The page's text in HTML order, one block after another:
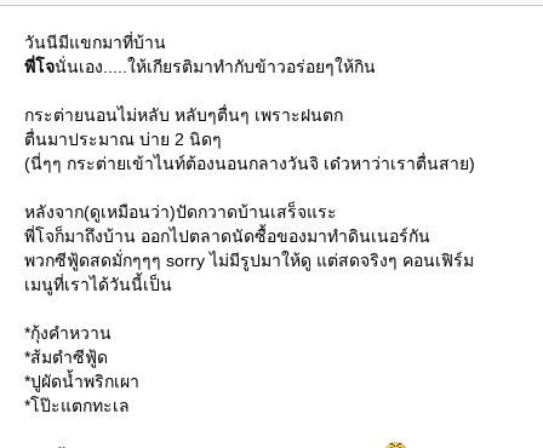
วันนีมีแขกมาที่บ้าน
พี่โจนั่นเอง.....ให้เกียรติมาทำกับข้าวอร่อยๆให้กิน
กระต่ายนอนไม่หลับ หลับๆตื่นๆ เพราะฝนตก
ตื่นมาประมาณ บ่าย 2 นิดๆ
(นี่ๆๆ กระต่ายเข้าไนท์ต้องนอนกลางวันจิ เด๋วหาว่าเราตื่นสาย)
หลังจาก(ดูเหมือนว่า)ปัดกวาดบ้านเสร็จแระ
พี่โจก็มาถึงบ้าน ออกไปตลาดนัดซื้อของมาทำดินเนอร์กัน
พวกซีฟู้ดสดมั่กๆๆๆ sorry ไม่มีรูปมาให้ดู แต่สดจริงๆ คอนเฟิร์ม
เมนูที่เราได้วันนี้เป็น
*กุ้งคำหวาน
*ส้มตำซีฟู้ด
*ปูผัดน้ำพริกเผา
*โป๊ะแตกทะเล